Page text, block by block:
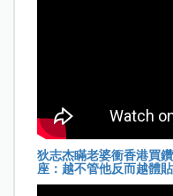
狄志杰瞞老婆衝香港買
座：越不管他反而越體貼